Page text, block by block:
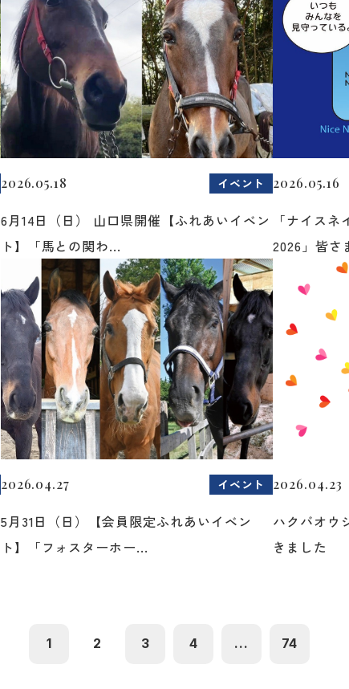
2026.05.18 イベント
6月14日（日） 山口県開催【ふれあいイベン
ト】「馬との関わ...
2026.05.16
「ナイス
2026」皆さ
2026.04.27 イベント
5月31日（日）【会員限定ふれあいイベン
ト】「フォスターホー...
2026.04.23
ハクバオウ
きました
1 2 3 4 ... 74